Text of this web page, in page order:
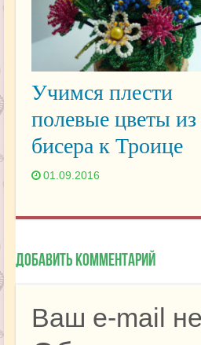
Учимся плести
полевые цветы из
бисера к Троице
01.09.2016
Добавить комментарий
Ваш e-mail